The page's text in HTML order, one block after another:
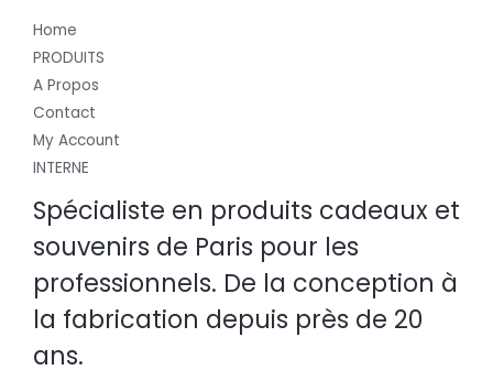
Home
PRODUITS
A Propos
Contact
My Account
INTERNE
Spécialiste en produits cadeaux et
souvenirs de Paris pour les
professionnels. De la conception à
la fabrication depuis près de 20
ans.